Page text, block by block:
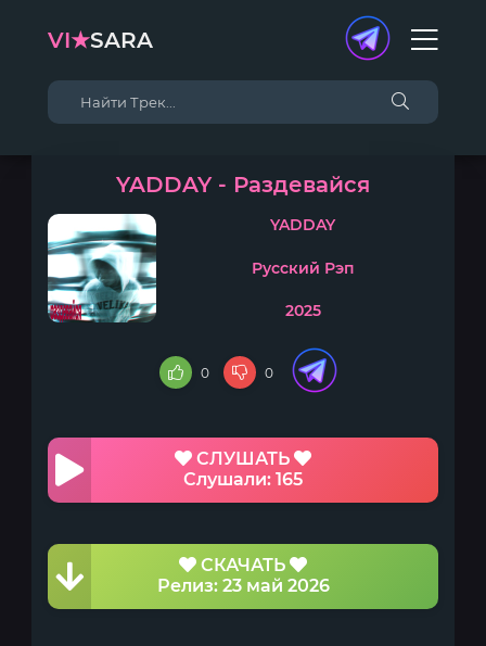
VI★SARA
YADDAY - Раздевайся
YADDAY
Русский Рэп
2025
0 0
СЛУШАТЬ
Слушали: 165
СКАЧАТЬ
Релиз: 23 май 2026